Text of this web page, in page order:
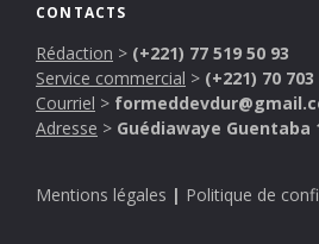
CONTACTS
Rédaction > (+221) 77 519 50 93
Service commercial > (+221) 70 703
Courriel >
Adresse > Guédiawaye Guentaba
Mentions légales | Politique de